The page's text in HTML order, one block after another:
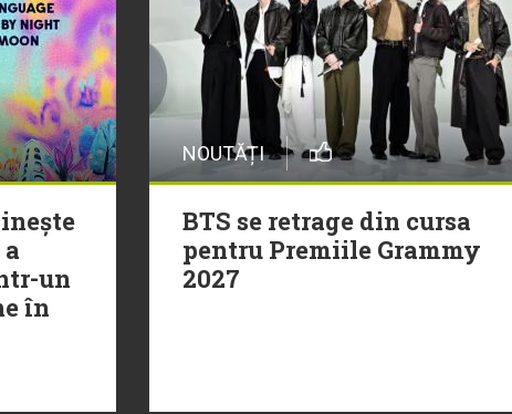
un
în
NOUTĂȚI
BTS se retrage din cursa
pentru Premiile Grammy
2027